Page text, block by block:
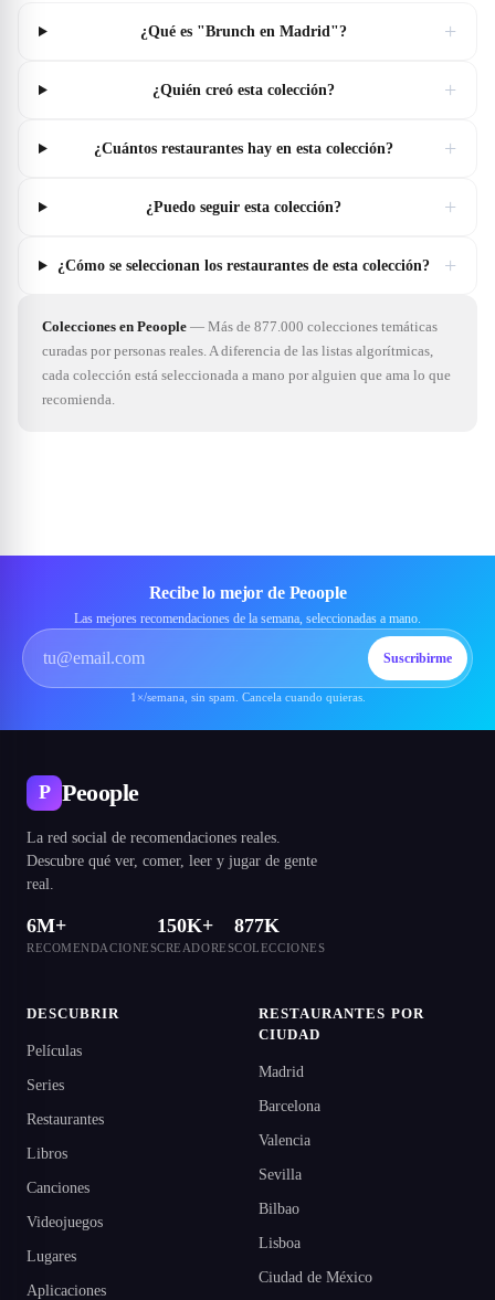
¿Qué es "Brunch en Madrid"? +
¿Quién creó esta colección? +
¿Cuántos restaurantes hay en esta colección? +
¿Puedo seguir esta colección? +
¿Cómo se seleccionan los restaurantes de esta colección? +
Colecciones en Peoople — Más de 877.000 colecciones temáticas
curadas por personas reales. A diferencia de las listas algorítmicas,
cada colección está seleccionada a mano por alguien que ama lo que
recomienda.
Recibe lo mejor de Peoople
Las mejores recomendaciones de la semana, seleccionadas a mano.
Suscribirme
1×/semana, sin spam. Cancela cuando quieras.
P Peoople
La red social de recomendaciones reales.
Descubre qué ver, comer, leer y jugar de gente
real.
6M+
RECOMENDACIONES
150K+
CREADORES
877K
COLECCIONES
DESCUBRIR
Películas
Series
Restaurantes
Libros
Canciones
Videojuegos
Lugares
Aplicaciones
RESTAURANTES POR
CIUDAD
Madrid
Barcelona
Valencia
Sevilla
Bilbao
Lisboa
Ciudad de México